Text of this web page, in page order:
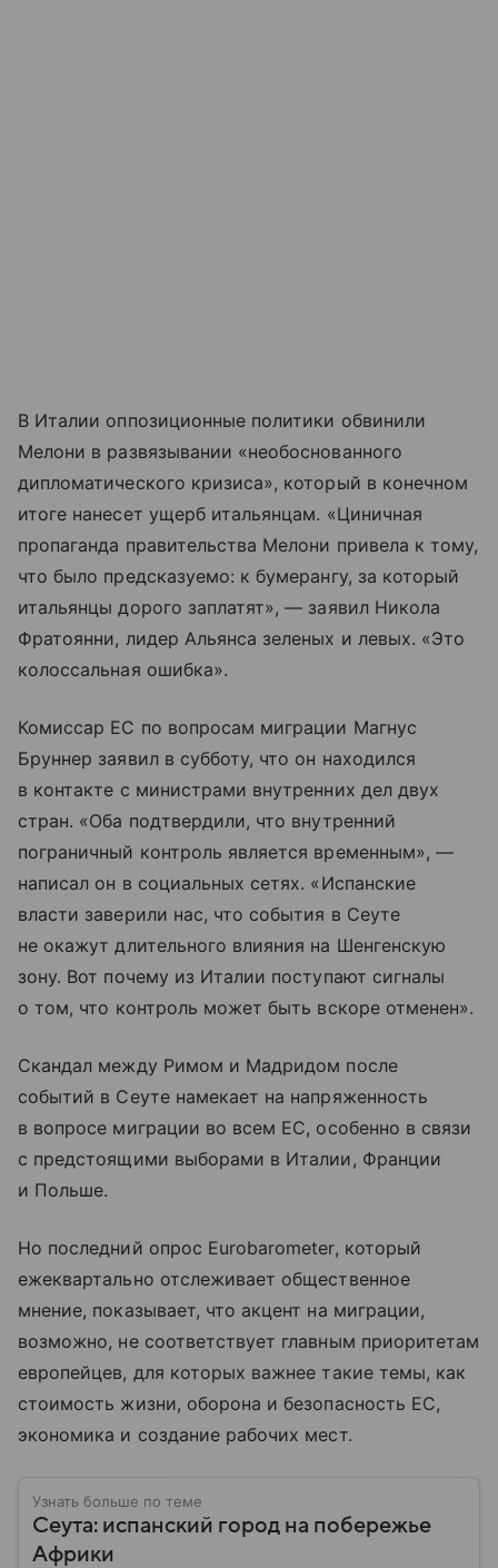
В Италии оппозиционные политики обвинили
Мелони в развязывании «необоснованного
дипломатического кризиса», который в конечном
итоге нанесет ущерб итальянцам. «Циничная
пропаганда правительства Мелони привела к тому,
что было предсказуемо: к бумерангу, за который
итальянцы дорого заплатят», — заявил Никола
Фратоянни, лидер Альянса зеленых и левых. «Это
колоссальная ошибка».
Комиссар ЕС по вопросам миграции Магнус
Бруннер заявил в субботу, что он находился
в контакте с министрами внутренних дел двух
стран. «Оба подтвердили, что внутренний
пограничный контроль является временным», —
написал он в социальных сетях. «Испанские
власти заверили нас, что события в Сеуте
не окажут длительного влияния на Шенгенскую
зону. Вот почему из Италии поступают сигналы
о том, что контроль может быть вскоре отменен».
Скандал между Римом и Мадридом после
событий в Сеуте намекает на напряженность
в вопросе миграции во всем ЕС, особенно в связи
с предстоящими выборами в Италии, Франции
и Польше.
Но последний опрос Eurobarometer, который
ежеквартально отслеживает общественное
мнение, показывает, что акцент на миграции,
возможно, не соответствует главным приоритетам
европейцев, для которых важнее такие темы, как
стоимость жизни, оборона и безопасность ЕС,
экономика и создание рабочих мест.
Узнать больше по теме
Сеута: испанский город на побережье
Африки